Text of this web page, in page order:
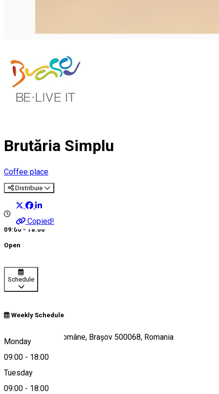
Brutăria Simplu
Coffee place
Distribuie
Copied!
09:00 - 18:00
Open
Schedule
Weekly Schedule
Monday
09:00 - 18:00
Tuesday
09:00 - 18:00
Strada Bisericii Române, Brașov 500068, Romania
Map